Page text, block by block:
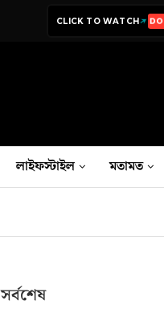
CLICK TO WATCH
লাইফস্টাইল মতামত
সর্বশেষ